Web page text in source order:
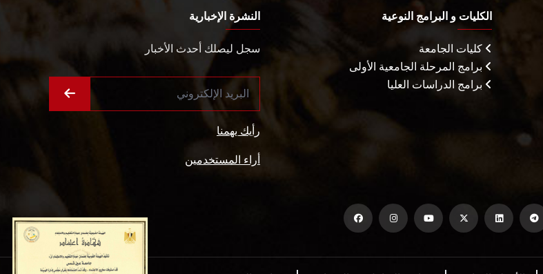
الكليات و البرامج النوعية
كليات الجامعة
برامج المرحلة الجامعية الأولى
برامج الدراسات العليا
النشرة الإخبارية
سجل ليصلك أحدث الأخبار
رأيك يهمنا
أراء المستخدمين